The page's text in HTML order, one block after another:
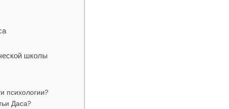
школы
психологии?
Даса?